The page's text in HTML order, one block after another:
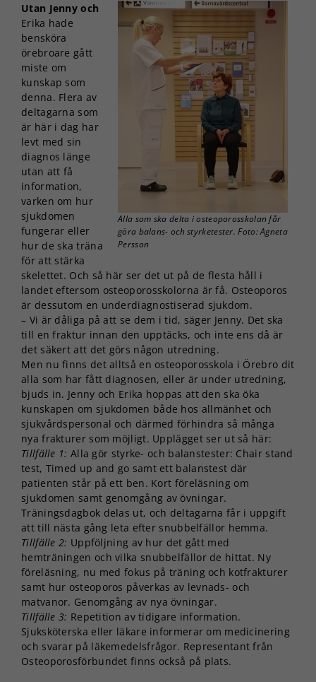
Alla som ska delta i osteoporosskolan får
göra balans- och styrketester. Foto: Agneta
Persson
Utan Jenny och
Erika hade
bensköra
örebroare gått
miste om
kunskap som
denna. Flera av
deltagarna som
är här i dag har
levt med sin
diagnos länge
utan att få
information,
varken om hur
sjukdomen
fungerar eller
hur de ska träna
för att stärka
skelettet. Och så här ser det ut på de flesta håll i
landet eftersom osteoporosskolorna är få. Osteoporos
är dessutom en underdiagnostiserad sjukdom.
– Vi är dåliga på att se dem i tid, säger Jenny. Det ska
till en fraktur innan den upptäcks, och inte ens då är
det säkert att det görs någon utredning.
Men nu finns det alltså en osteoporosskola i Örebro dit
alla som har fått diagnosen, eller är under utredning,
bjuds in. Jenny och Erika hoppas att den ska öka
kunskapen om sjukdomen både hos allmänhet och
sjukvårdspersonal och därmed förhindra så många
nya frakturer som möjligt. Upplägget ser ut så här:
Tillfälle 1: Alla gör styrke- och balanstester: Chair stand
test, Timed up and go samt ett balanstest där
patienten står på ett ben. Kort föreläsning om
sjukdomen samt genomgång av övningar.
Träningsdagbok delas ut, och deltagarna får i uppgift
att till nästa gång leta efter snubbelfällor hemma.
Tillfälle 2: Uppföljning av hur det gått med
hemträningen och vilka snubbelfällor de hittat. Ny
föreläsning, nu med fokus på träning och kotfrakturer
samt hur osteoporos påverkas av levnads- och
matvanor. Genomgång av nya övningar.
Tillfälle 3: Repetition av tidigare information.
Sjuksköterska eller läkare informerar om medicinering
och svarar på läkemedelsfrågor. Representant från
Osteoporosförbundet finns också på plats.